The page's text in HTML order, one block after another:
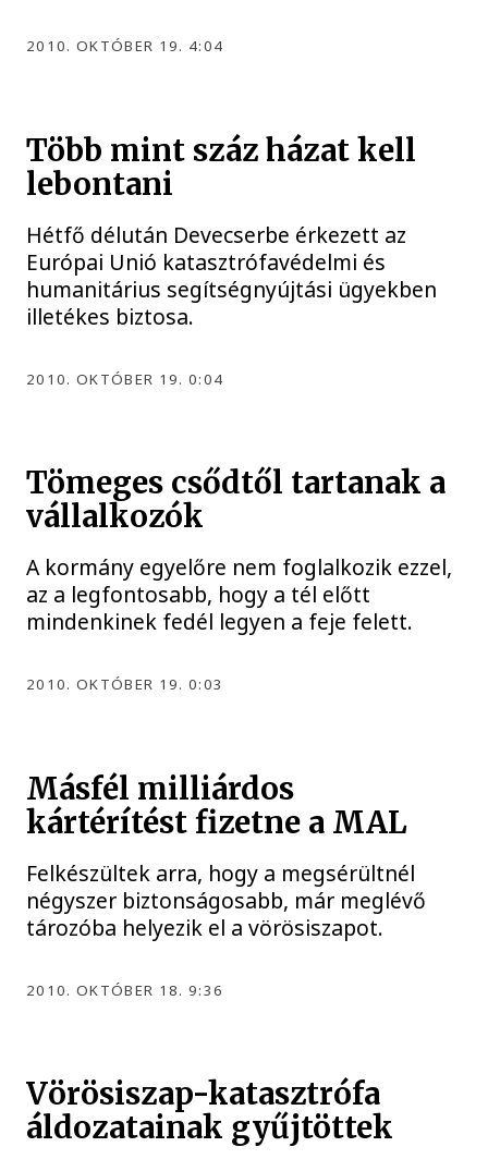
2010. OKTÓBER 19. 4:04
Több mint száz házat kell
lebontani
Hétfő délután Devecserbe érkezett az
Európai Unió katasztrófavédelmi és
humanitárius segítségnyújtási ügyekben
illetékes biztosa.
2010. OKTÓBER 19. 0:04
Tömeges csődtől tartanak a
vállalkozók
A kormány egyelőre nem foglalkozik ezzel,
az a legfontosabb, hogy a tél előtt
mindenkinek fedél legyen a feje felett.
2010. OKTÓBER 19. 0:03
Másfél milliárdos
kártérítést fizetne a MAL
Felkészültek arra, hogy a megsérültnél
négyszer biztonságosabb, már meglévő
tározóba helyezik el a vörösiszapot.
2010. OKTÓBER 18. 9:36
Vörösiszap-katasztrófa
áldozatainak gyűjtöttek